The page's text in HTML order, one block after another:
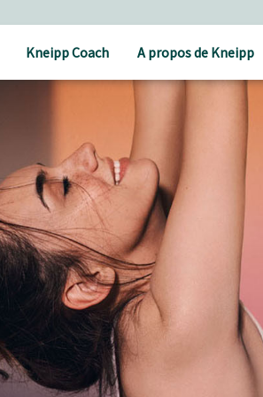
Kneipp Coach A propos de Kneipp